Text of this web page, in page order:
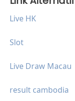
Live HK
Slot
Live Draw Macau
result cambodia